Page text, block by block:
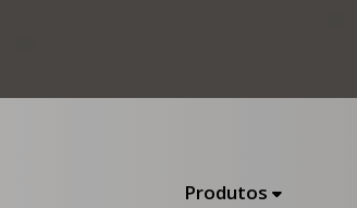
Produtos